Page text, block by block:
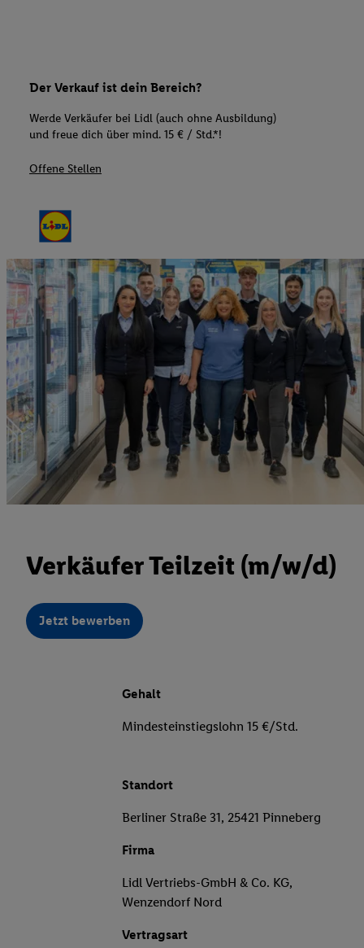
Der Verkauf ist dein Bereich?
Werde Verkäufer bei Lidl (auch ohne Ausbildung)
und freue dich über mind. 15 € / Std.*!
Offene Stellen
Verkäufer Teilzeit (m/w/d)
Jetzt bewerben
Gehalt
Mindesteinstiegslohn 15 €/Std.
Standort
Berliner Straße 31, 25421 Pinneberg
Firma
Lidl Vertriebs-GmbH & Co. KG,
Wenzendorf Nord
Vertragsart